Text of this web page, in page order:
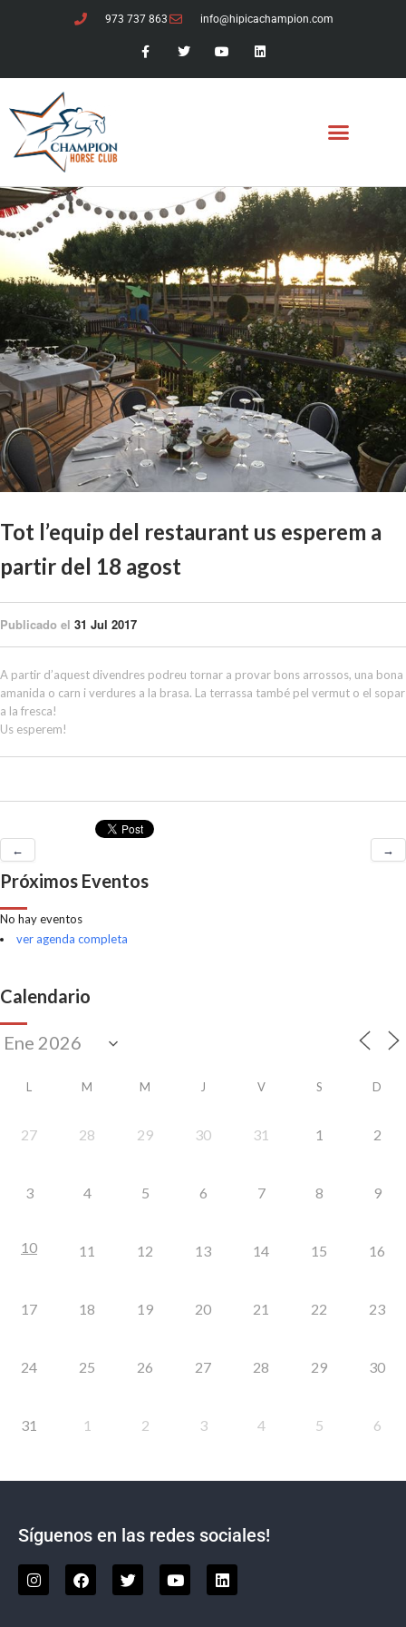
973 737 863 info@hipicachampion.com
Tot l’equip del restaurant us esperem a
partir del 18 agost
Publicado el 31 Jul 2017
A partir d’aquest divendres podreu tornar a provar bons arrossos, una bona
amanida o carn i verdures a la brasa. La terrassa també pel vermut o el sopar
a la fresca!
Us esperem!
← →
Próximos Eventos
No hay eventos
ver agenda completa
Calendario
L M M J V S D
27 28 29 30 31 1 2
3 4 5 6 7 8 9
10 11 12 13 14 15 16
17 18 19 20 21 22 23
24 25 26 27 28 29 30
31 1 2 3 4 5 6
Síguenos en las redes sociales!